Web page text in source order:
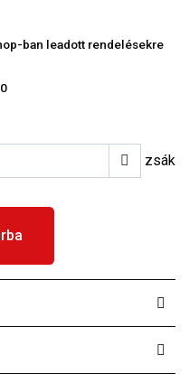
ban leadott rendelésekre
zsák